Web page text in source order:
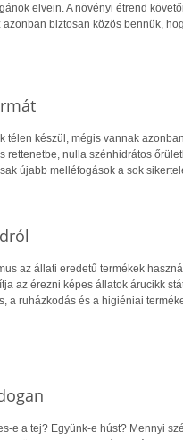
elvein. A növényi étrend
azonban biztosan közös bennük,
télen készül, mégis vannak
rettenetbe, nulla szénhidrátos
újabb melléfogások a sok
az állati eredetű termékek
az érezni képes állatok árucikk
a ruházkodás és a higiéniai
e a tej? Együnk-e húst? Mennyi